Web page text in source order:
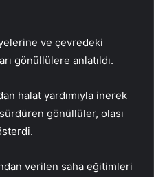
ve çevredeki
gönüllülere anlatıldı.
halat yardımıyla inerek
gönüllüler, olası
verilen saha eğitimleri